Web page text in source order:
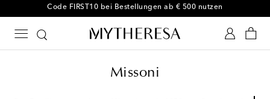
-10 % bei Ihrer ersten Bestellung auf ausgewählte Styles
Missoni